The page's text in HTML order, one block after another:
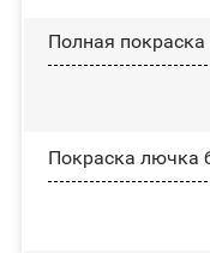
Полная покраска
Покраска лючка